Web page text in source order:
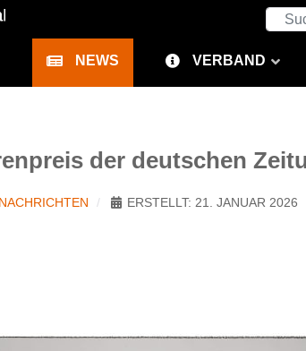
NEWS VERBAND
der deutschen
NACHRICHTEN ERSTELLT: 21. JANUAR 2026